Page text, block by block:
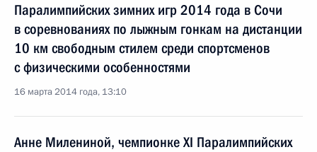
Паралимпийских зимних игр 2014 года в Сочи
в соревнованиях по лыжным гонкам на дистанции
10 км свободным стилем среди спортсменов
с физическими особенностями
16 марта 2014 года, 13:10
Анне Милениной, чемпионке XI Паралимпийских